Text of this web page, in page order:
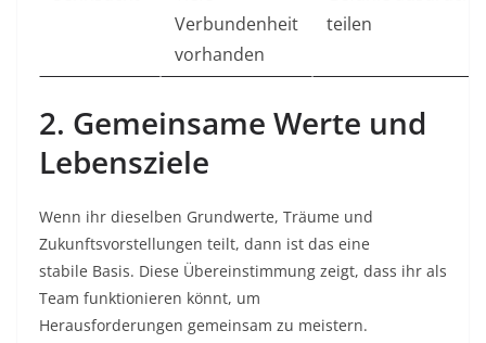
Verbundenheit
vorhanden
teilen
2. Gemeinsame Werte und
Lebensziele
Wenn ihr dieselben Grundwerte, Träume und
Zukunftsvorstellungen teilt, dann ist das eine
stabile Basis. Diese Übereinstimmung zeigt, dass ihr als
Team funktionieren könnt, um
Herausforderungen gemeinsam zu meistern.